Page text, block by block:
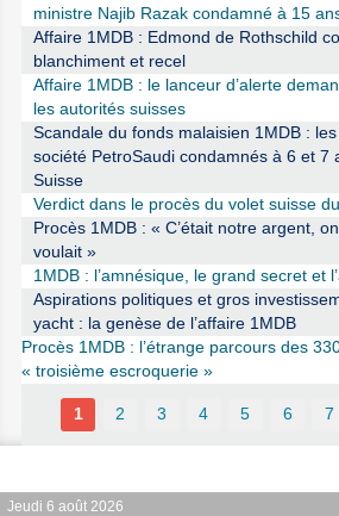
ministre Najib Razak condamné à 15
Affaire 1MDB : Edmond de Rothschild
blanchiment et recel
Affaire 1MDB : le lanceur d’alerte
les autorités suisses
Scandale du fonds malaisien 1MDB :
société PetroSaudi condamnés à 6 et 7
Suisse
Verdict dans le procès du volet suisse
Procès 1MDB : « C’était notre argent,
voulait »
1MDB : l’amnésique, le grand secret et
Aspirations politiques et gros
yacht : la genèse de l’affaire 1MDB
Procès 1MDB : l’étrange parcours des
« troisième escroquerie »
1 2 3 4 5 6 7
Jeudi 6 août 2026